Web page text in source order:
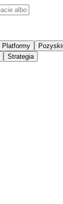
Platformy
Strategia